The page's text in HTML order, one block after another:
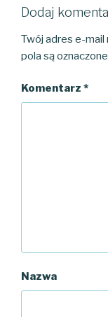
Dodaj
Twój adres e-mail
pola są oznaczone
Komentarz *
Nazwa